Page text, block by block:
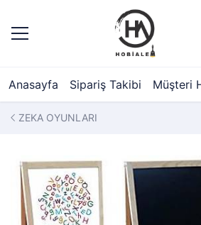
Anasayfa Sipariş Takibi Müşteri
ZEKA OYUNLARI